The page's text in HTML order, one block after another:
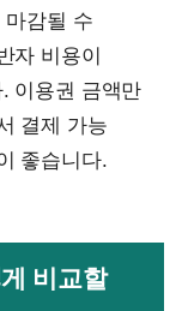
마감될 수
자 비용이
이용권 금액만
결제 가능
좋습니다.
비교할